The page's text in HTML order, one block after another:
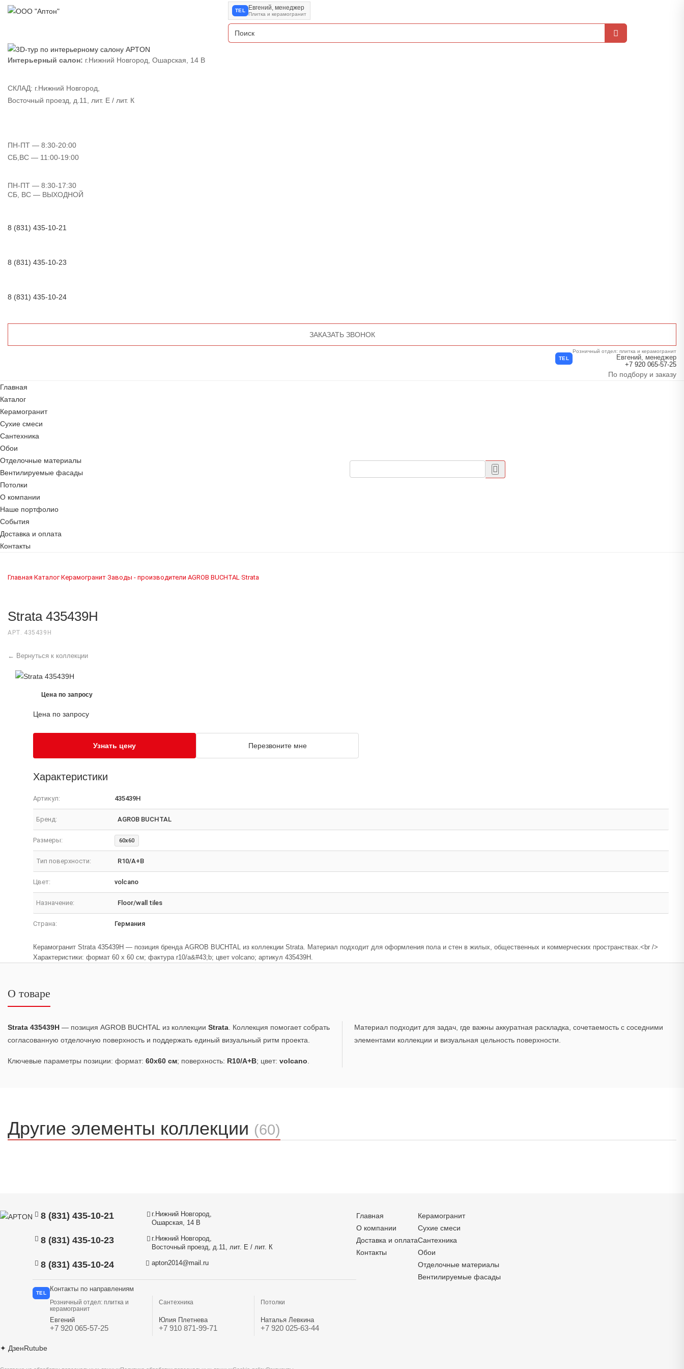
TEL Евгений, менеджер
Плитка и керамогранит
Интерьерный салон: г.Нижний Новгород, Ошарская, 14 В
СКЛАД: г.Нижний Новгород,
Восточный проезд, д.11, лит. Е / лит. К
ПН-ПТ — 8:30-20:00
СБ,ВС — 11:00-19:00
ПН-ПТ — 8:30-17:30
СБ, ВС — ВЫХОДНОЙ
8 (831) 435-10-21
8 (831) 435-10-23
8 (831) 435-10-24
ЗАКАЗАТЬ ЗВОНОК
TEL
Розничный отдел: плитка и керамогранит
Евгений, менеджер
+7 920 065-57-25
По подбору и заказу
Главная
Каталог
Керамогранит
Сухие смеси
Сантехника
Обои
Отделочные материалы
Вентилируемые фасады
Потолки
О компании
Наше портфолио
События
Доставка и оплата
Контакты
Главная›Каталог›Керамогранит›Заводы - производители›AGROB BUCHTAL›Strata
Strata 435439H
АРТ. 435439H
← Вернуться к коллекции
Цена по запросу
Цена по запросу
Узнать цену Перезвоните мне
Характеристики
Артикул: 435439H
Бренд: AGROB BUCHTAL
Размеры: 60x60
Тип поверхности: R10/A+B
Цвет: volcano
Назначение: Floor/wall tiles
Страна: Германия
Керамогранит Strata 435439H — позиция бренда AGROB BUCHTAL из коллекции Strata. Материал подходит для оформления пола и стен в жилых, общественных и коммерческих пространствах.<br />
Характеристики: формат 60 x 60 см; фактура r10/a&#43;b; цвет volcano; артикул 435439H.
О товаре
Strata 435439H — позиция AGROB BUCHTAL из коллекции Strata. Коллекция помогает собрать
согласованную отделочную поверхность и поддержать единый визуальный ритм проекта.
Ключевые параметры позиции: формат: 60x60 см; поверхность: R10/A+B; цвет: volcano.
Материал подходит для задач, где важны аккуратная раскладка, сочетаемость с соседними
элементами коллекции и визуальная цельность поверхности.
Другие элементы коллекции (60)
8 (831) 435-10-21
8 (831) 435-10-23
8 (831) 435-10-24
г.Нижний Новгород,
Ошарская, 14 В
г.Нижний Новгород,
Восточный проезд, д.11, лит. Е / лит. К
apton2014@mail.ru
TEL
Контакты по направлениям
Розничный отдел: плитка и
керамогранит
Евгений
+7 920 065-57-25
Сантехника
Юлия Плетнева
+7 910 871-99-71
Потолки
Наталья Левкина
+7 920 025-63-44
✦ ДзенRutube
Главная
О компании
Доставка и оплата
Контакты
Керамогранит
Сухие смеси
Сантехника
Обои
Отделочные материалы
Вентилируемые фасады